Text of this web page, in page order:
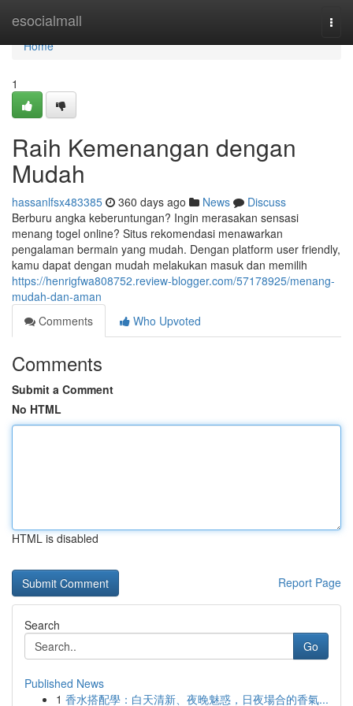
esocialmall
Home
Home
1
Raih Kemenangan dengan
Mudah
hassanlfsx483385 360 days ago News
Discuss
Berburu angka keberuntungan? Ingin merasakan sensasi
menang togel online? Situs rekomendasi menawarkan
pengalaman bermain yang mudah. Dengan platform user friendly,
kamu dapat dengan mudah melakukan masuk dan memilih
https://henrigfwa808752.review-blogger.com/57178925/menang-
mudah-dan-aman
Comments
Who Upvoted
Comments
Submit a Comment
No HTML
HTML is disabled
Report Page
Search
Go
Published News
1 香水搭配學：白天清新、夜晚魅惑，日夜場合的香氣...